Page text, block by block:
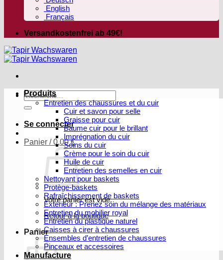
English
Français
Versandkostenfrei ab 49€!
Recherche
pour :
Se connecter
Panier /0,00€
Votre panier est vide.
Retour à la boutique
Panier
Produits
Entretien des chaussures et du cuir
Cuir et savon pour selle
Graisse pour cuir
Baume cuir pour le brillant
Imprégnation du cuir
Soins du cuir
Crème pour le soin du cuir
Huile de cuir
Entretien des semelles en cuir
Nettoyant pour baskets
Protège-baskets
Rafraîchissement de baskets
Extérieur : Prenez soin du mélange des matériaux
Entretien du mobilier royal
Entretien du plastique naturel
Caisses à cirer à chaussures
Ensembles d’entretien de chaussures
Pinceaux et accessoires
Manufacture